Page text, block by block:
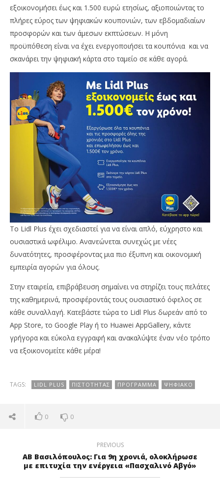
NOW VIEWING
Lidl Plus: Με το ψηφιακό πρόγραμμα πιστότητας,
pressroom
εξοικονομήσει έως και 1.500 ευρώ ετησίως, αξιοποιώντας το
πλήρες εύρος των ψηφιακών κουπονιών, των εβδομαδιαίων
προσφορών και των άμεσων εκπτώσεων. Η μόνη
προϋπόθεση είναι να έχει ενεργοποιήσει τα κουπόνια και να
σκανάρει την ψηφιακή κάρτα στο ταμείο σε κάθε αγορά.
Το Lidl Plus έχει σχεδιαστεί για να είναι απλό, εύχρηστο και
ουσιαστικά ωφέλιμο. Ανανεώνεται συνεχώς με νέες
δυνατότητες, προσφέροντας μια πιο έξυπνη και οικονομική
εμπειρία αγορών για όλους.
Στην εταιρεία, επιβράβευση σημαίνει να στηρίζει τους πελάτες
της καθημερινά, προσφέροντάς τους ουσιαστικό όφελος σε
κάθε συναλλαγή. Κατεβάστε τώρα το Lidl Plus δωρεάν από το
App Store, το Google Play ή το Huawei AppGallery, κάντε
γρήγορα και εύκολα εγγραφή και ανακαλύψτε έναν νέο τρόπο
να εξοικονομείτε κάθε μέρα!
TAGS: LIDL PLUS ΠΙΣΤΌΤΗΤΑΣ ΠΡΌΓΡΑΜΜΑ ΨΗΦΙΑΚΌ
0 0
PREVIOUS
ΑΒ Βασιλόπουλος: Για 9η χρονιά, ολοκλήρωσε
με επιτυχία την ενέργεια «Πασχαλινό Αβγό»